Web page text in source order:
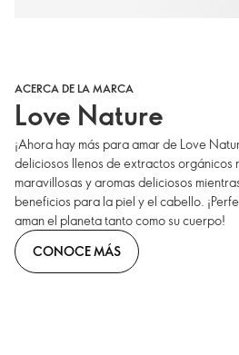
ACERCA DE LA MARCA
Love Nature
¡Ahora hay más para amar de Love
deliciosos llenos de extractos orgánicos
maravillosas y aromas deliciosos
beneficios para la piel y el cabello.
aman el planeta tanto como su cuerpo!
CONOCE MÁS